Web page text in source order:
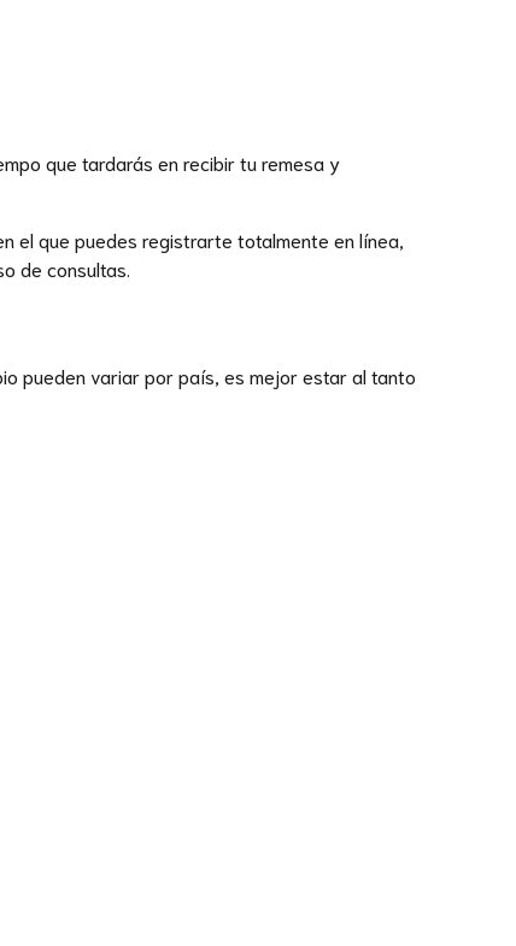
que tardarás en recibir tu remesa y
el que puedes registrarte totalmente en línea,
de consultas.
pueden variar por país, es mejor estar al tanto